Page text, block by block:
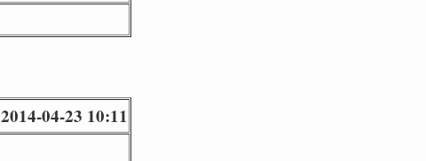
2014-04-23 10:11